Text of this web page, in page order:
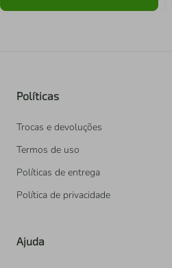
Políticas
Trocas e devoluções
Termos de uso
Políticas de entrega
Política de privacidade
Ajuda